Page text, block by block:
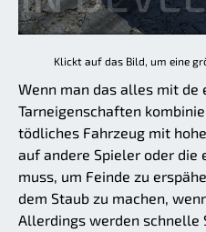
Klickt auf das Bild, um eine
Wenn man das alles mit de
Tarneigenschaften
tödliches Fahrzeug mit
auf andere Spieler oder die
muss, um Feinde zu
dem Staub zu machen,
Allerdings werden schnelle